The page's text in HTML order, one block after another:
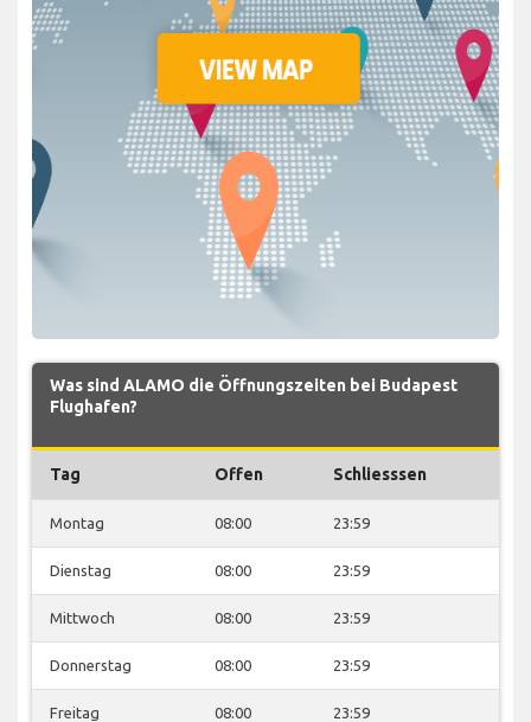
Was sind ALAMO die Öffnungszeiten bei Budapest
Flughafen?
Tag Offen Schliesssen
Montag 08:00 23:59
Dienstag 08:00 23:59
Mittwoch 08:00 23:59
Donnerstag 08:00 23:59
Freitag 08:00 23:59